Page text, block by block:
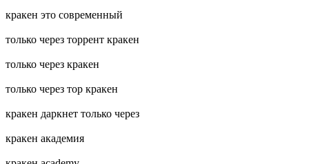
кракен это современный
только через торрент кракен
только через кракен
только через тор кракен
кракен даркнет только через
кракен академия